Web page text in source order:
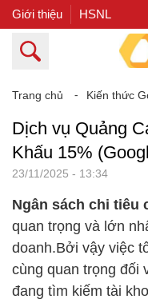
Giới thiệu HSNL
Trang chủ ⁃ Kiến thức
Dịch vụ Quảng
Khấu 15%
23/11/2025 - 13:34
Ngân sách chi tiêu
quan trọng và lớn
doanh.Bởi vậy việc
cùng quan trọng đối
đang tìm kiếm tài